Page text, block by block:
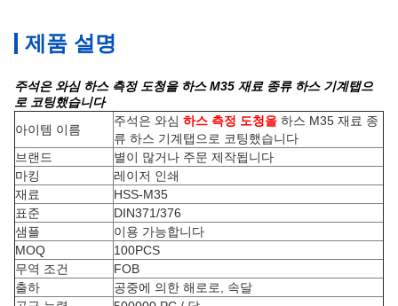
제품 설명
주석은 와심 하스 측정 도청을 하스 M35 재료 종류 하스 기계탭으
로 코팅했습니다
아이템 이름
주석은 와심 하스 측정 도청을 하스 M35 재료 종
류 하스 기계탭으로 코팅했습니다
브랜드
별이 많거나 주문 제작됩니다
마킹
레이저 인쇄
재료
HSS-M35
표준
DIN371/376
샘플
이용 가능합니다
MOQ
100PCS
무역 조건
FOB
출하
공중에 의한 해로로, 속달